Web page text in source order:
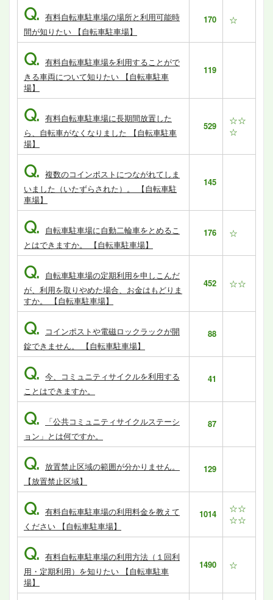
Q. 有料自転車駐車場の場所と利用可能時
間が知りたい 【自転車駐車場】
170 ☆
Q. 有料自転車駐車場を利用することがで
きる車両について知りたい 【自転車駐車
場】
119
Q. 有料自転車駐車場に長期間放置した
ら、自転車がなくなりました 【自転車駐車
場】
529
☆☆
☆
Q. 複数のコインポストにつながれてしま
いました（いたずらされた）。 【自転車駐
車場】
145
Q. 自転車駐車場に自動二輪車をとめるこ
とはできますか。 【自転車駐車場】
176 ☆
Q. 自転車駐車場の定期利用を申しこんだ
が、利用を取りやめた場合、お金はもどりま
すか。 【自転車駐車場】
452 ☆☆
Q.
コインポストや電磁ロックラックが開
錠できません。 【自転車駐車場】
88
Q. 今、コミュニティサイクルを利用する
ことはできますか。
41
Q.
「公共コミュニティサイクルステーシ
ョン」とは何ですか。
87
Q. 放置禁止区域の範囲が分かりません。
【放置禁止区域】
129
Q. 有料自転車駐車場の利用料金を教えて
ください 【自転車駐車場】
1014
☆☆
☆☆
Q. 有料自転車駐車場の利用方法（１回利
用・定期利用）を知りたい 【自転車駐車
場】
1490 ☆